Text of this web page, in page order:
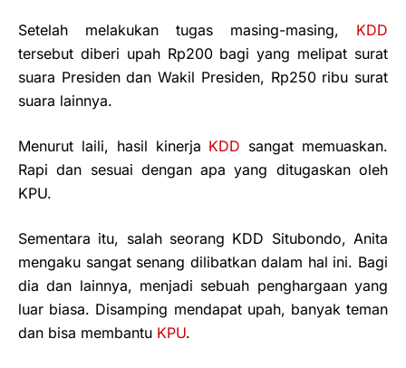
Setelah melakukan tugas masing-masing, KDD
tersebut diberi upah Rp200 bagi yang melipat surat
suara Presiden dan Wakil Presiden, Rp250 ribu surat
suara lainnya.
Menurut laili, hasil kinerja KDD sangat memuaskan.
Rapi dan sesuai dengan apa yang ditugaskan oleh
KPU.
Sementara itu, salah seorang KDD Situbondo, Anita
mengaku sangat senang dilibatkan dalam hal ini. Bagi
dia dan lainnya, menjadi sebuah penghargaan yang
luar biasa. Disamping mendapat upah, banyak teman
dan bisa membantu KPU.